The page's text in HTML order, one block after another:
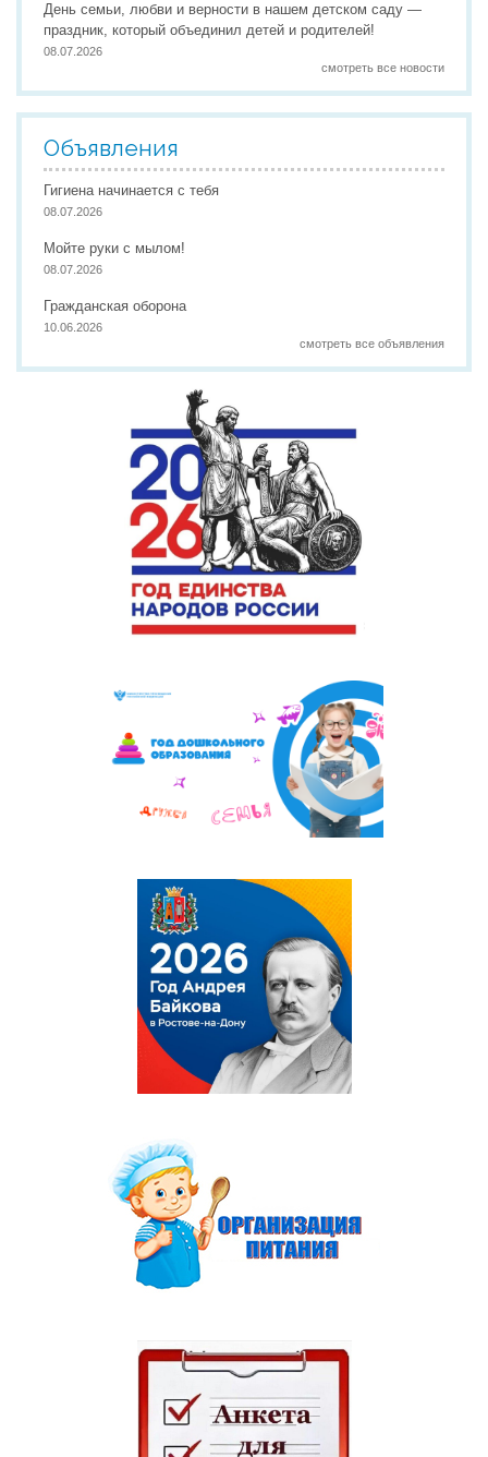
День семьи, любви и верности в нашем детском саду —
праздник, который объединил детей и родителей!
08.07.2026
смотреть все новости
Объявления
Гигиена начинается с тебя
08.07.2026
Мойте руки с мылом!
08.07.2026
Гражданская оборона
10.06.2026
смотреть все объявления